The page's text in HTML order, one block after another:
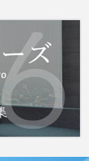
いた物件なので、
ティでは京成電鉄
取り扱っておりま
れば、当社をご活